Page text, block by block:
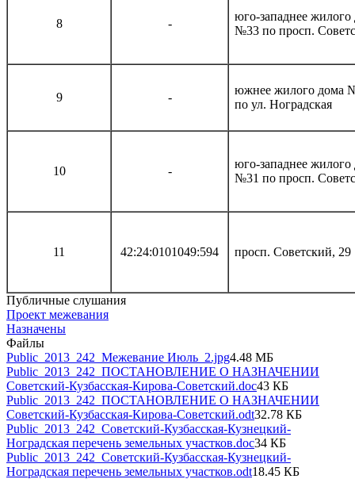
8 -
юго-западнее жилого
№33 по просп.
9 -
южнее жилого дома
по ул. Ноградская
10 -
юго-западнее жилого
№31 по просп.
11 42:24:0101049:594 просп. Советский, 29
Публичные слушания
Проект межевания
Назначены
Файлы
Public_2013_242_Межевание Июль_2.jpg4.48 МБ
Public_2013_242_ПОСТАНОВЛЕНИЕ О НАЗНАЧЕНИИ
Советский-Кузбасская-Кирова-Советский.doc43 КБ
Public_2013_242_ПОСТАНОВЛЕНИЕ О НАЗНАЧЕНИИ
Советский-Кузбасская-Кирова-Советский.odt32.78 КБ
Public_2013_242_Советский-Кузбасская-Кузнецкий-
Ноградская перечень земельных участков.doc34 КБ
Public_2013_242_Советский-Кузбасская-Кузнецкий-
Ноградская перечень земельных участков.odt18.45 КБ